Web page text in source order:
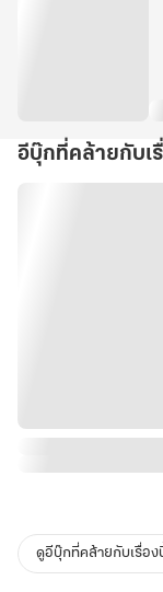
อีบุ๊กที่คล้ายกับเ
ดูอีบุ๊กที่คล้ายกับเรื่อ